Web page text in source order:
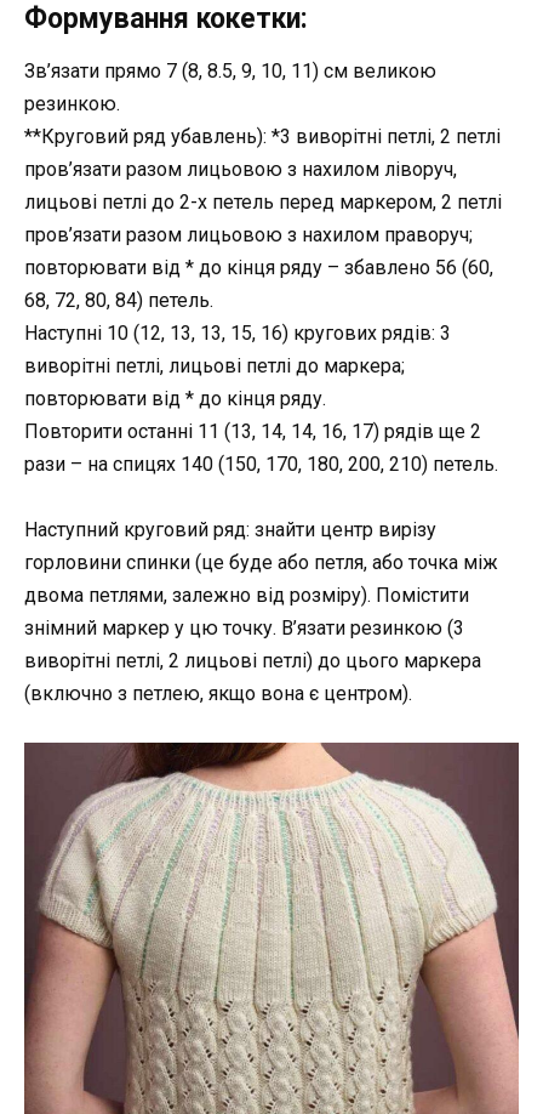
Формування кокетки:
Зв’язати прямо 7 (8, 8.5, 9, 10, 11) см великою
резинкою.
**Круговий ряд убавлень): *3 виворітні петлі, 2 петлі
пров’язати разом лицьовою з нахилом ліворуч,
лицьові петлі до 2-х петель перед маркером, 2 петлі
пров’язати разом лицьовою з нахилом праворуч;
повторювати від * до кінця ряду – збавлено 56 (60,
68, 72, 80, 84) петель.
Наступні 10 (12, 13, 13, 15, 16) кругових рядів: 3
виворітні петлі, лицьові петлі до маркера;
повторювати від * до кінця ряду.
Повторити останні 11 (13, 14, 14, 16, 17) рядів ще 2
рази – на спицях 140 (150, 170, 180, 200, 210) петель.
Наступний круговий ряд: знайти центр вирізу
горловини спинки (це буде або петля, або точка між
двома петлями, залежно від розміру). Помістити
знімний маркер у цю точку. В’язати резинкою (3
виворітні петлі, 2 лицьові петлі) до цього маркера
(включно з петлею, якщо вона є центром).